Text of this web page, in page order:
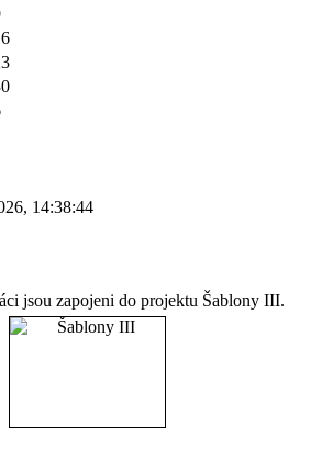
, 14:38:44
jsou zapojeni do projektu Šablony III.